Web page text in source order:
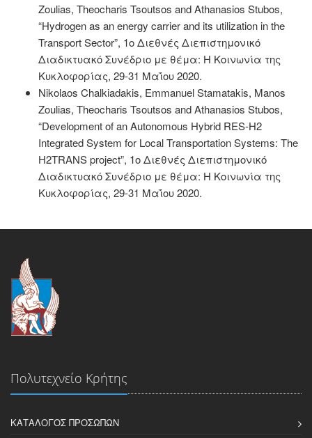
Zoulias, Theocharis Tsoutsos and Athanasios Stubos,
“Hydrogen as an energy carrier and its utilization in the
Transport Sector”, 1ο Διεθνές Διεπιστημονικό
Διαδικτυακό Συνέδριο με θέμα: Η Κοινωνία της
Κυκλοφορίας, 29-31 Μαΐου 2020.
Nikolaos Chalkiadakis, Emmanuel Stamatakis, Manos
Zoulias, Theocharis Tsoutsos and Athanasios Stubos,
“Development of an Autonomous Hybrid RES-H2
Integrated System for Local Transportation Systems: The
H2TRANS project”, 1ο Διεθνές Διεπιστημονικό
Διαδικτυακό Συνέδριο με θέμα: Η Κοινωνία της
Κυκλοφορίας, 29-31 Μαΐου 2020.
Πολυτεχνείο Κρήτης
ΚΑΤΆΛΟΓΟΣ ΠΡΟΣΏΠΩΝ